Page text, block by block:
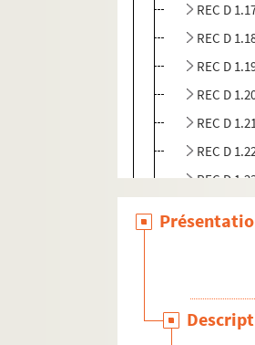
REC D
REC D
REC D
REC D
REC D
REC D
REC D
REC D